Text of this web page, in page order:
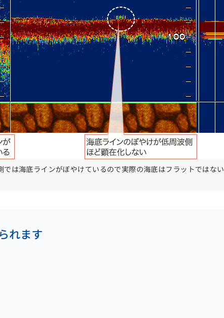
は海底ラインがぼやけているので実際の海底はフラットではない
れます